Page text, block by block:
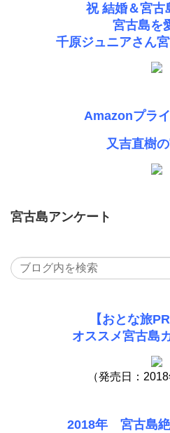
祝 結婚＆宮古
宮古島を
千原ジュニアさん
Amazonプラ
又吉直樹
宮古島アンケート
【おとな旅
オススメ宮古島
（発売日：
2018年 宮古島